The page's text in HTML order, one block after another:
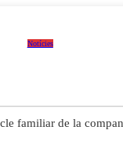
Notícies
familiar de la